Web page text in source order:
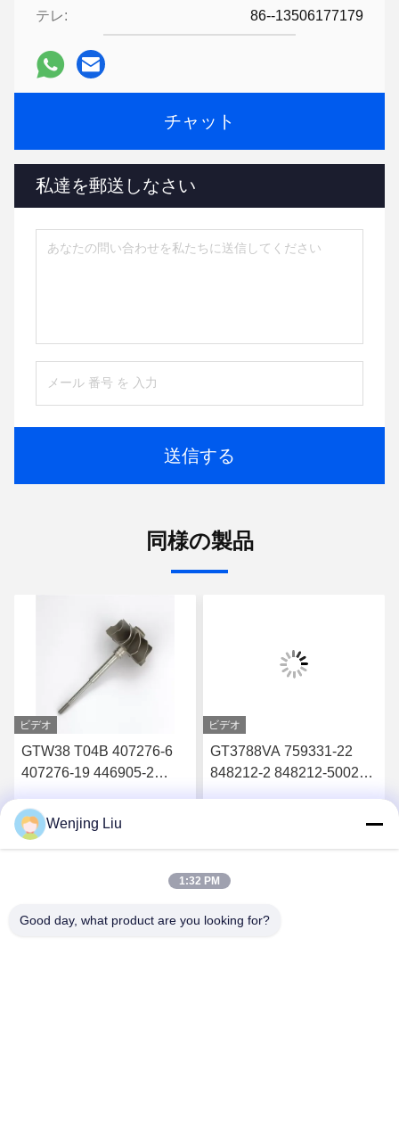
テレ: 86--13506177179
チャット
私達を郵送しなさい
送信する
同様の製品
ビデオ
GTW38 T04B 407276-6
407276-19 446905-2
ャーのタービンホイール
シャフト最高 の 価格 を 入手 す
ビデオ
GT3788VA 759331-22
848212-2 848212-5002S
Wenjing Liu
1:32 PM
Good day, what product are you looking for?